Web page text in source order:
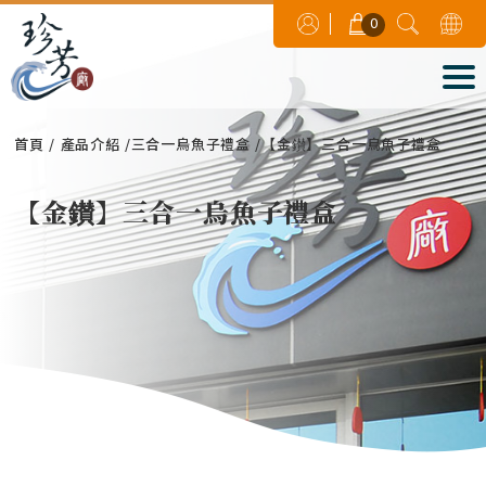
0
首頁 產品介紹 三合一烏魚子禮盒 【金鑚】三合一烏魚子禮盒
【金鑚】三合一烏魚子禮盒